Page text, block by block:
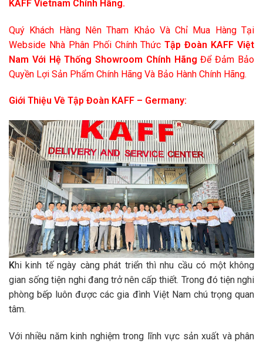
KAFF Vietnam Chính Hãng.
Quý Khách Hàng Nên Tham Khảo Và Chỉ Mua Hàng Tại
Webside Nhà Phân Phối Chính ThứcTập Đoàn KAFF Việt
Nam Với Hệ Thống Showroom Chính Hãng Để Đảm Bảo
Quyền Lợi Sản Phẩm Chính Hãng Và Bảo Hành Chính Hãng.
Giới Thiệu Về Tập Đoàn KAFF – Germany:
Khi kinh tế ngày càng phát triển thì nhu cầu có một không
gian sống tiện nghi đang trở nên cấp thiết. Trong đó tiện nghi
phòng bếp luôn được các gia đình Việt Nam chú trọng quan
tâm.
Với nhiều năm kinh nghiệm trong lĩnh vực sản xuất và phân